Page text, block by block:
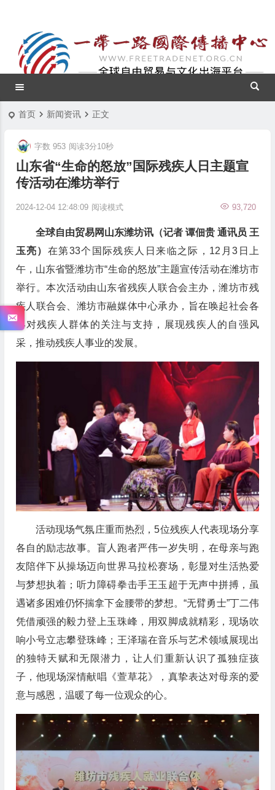
首页 新闻资讯 正文
山东省“生命的怒放”国际残疾人日主题宣
传活动在潍坊举行
2024-12-04 12:48:09 93,720
字数 953 阅读3分10秒
阅读模式
全球自由贸易网山东潍坊讯（记者 谭佃贵 通讯员 王
玉亮） 在第33个国际残疾人日来临之际，12月3日上
午，山东省暨潍坊市“生命的怒放”主题宣传活动在潍坊市
举行。本次活动由山东省残疾人联合会主办，潍坊市残
疾人联合会、潍坊市融媒体中心承办，旨在唤起社会各
界对残疾人群体的关注与支持，展现残疾人的自强风
采，推动残疾人事业的发展。
活动现场气氛庄重而热烈，5位残疾人代表现场分享
各自的励志故事。盲人跑者严伟一岁失明，在母亲与跑
友陪伴下从操场迈向世界马拉松赛场，彰显对生活热爱
与梦想执着；听力障碍拳击手王玉超于无声中拼搏，虽
遇诸多困难仍怀揣拿下金腰带的梦想。“无臂勇士”丁二伟
凭借顽强的毅力登上玉珠峰，用双脚成就精彩，现场吹
响小号立志攀登珠峰；王泽瑞在音乐与艺术领域展现出
的独特天赋和无限潜力，让人们重新认识了孤独症孩
子，他现场深情献唱《萱草花》，真挚表达对母亲的爱
意与感恩，温暖了每一位观众的心。